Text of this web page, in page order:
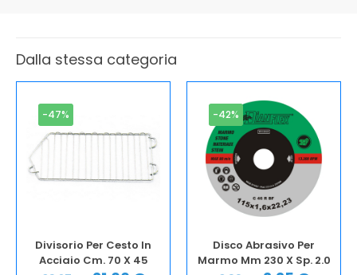
Dalla stessa categoria
-47%
Divisorio Per Cesto In
Acciaio Cm. 70 X 45
-42%
Disco Abrasivo Per
Marmo Mm 230 X Sp. 2.0